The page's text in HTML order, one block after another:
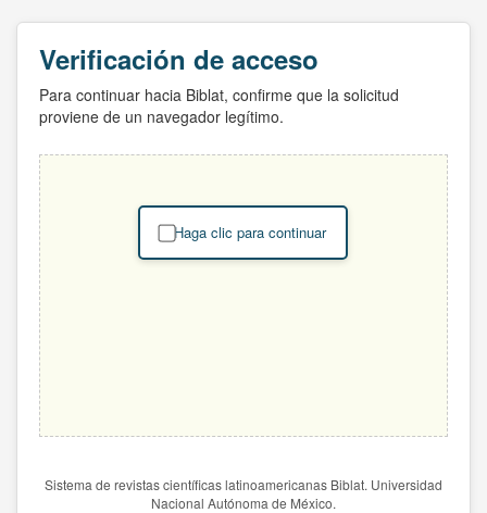
Verificación de acceso
Para continuar hacia Biblat, confirme que la solicitud
proviene de un navegador legítimo.
Haga clic para continuar
Sistema de revistas científicas latinoamericanas Biblat. Universidad
Nacional Autónoma de México.